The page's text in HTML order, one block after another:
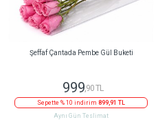
Şeffaf Çantada Pembe Gül Buketi
999,90 TL
Sepette % 10 indirim 899,91 TL
Aynı Gün Teslimat